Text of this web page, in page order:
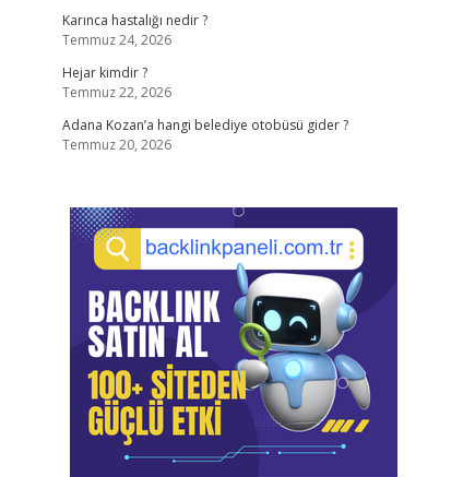
Karınca hastalığı nedir ?
Temmuz 24, 2026
Hejar kimdir ?
Temmuz 22, 2026
Adana Kozan’a hangi belediye otobüsü gider ?
Temmuz 20, 2026